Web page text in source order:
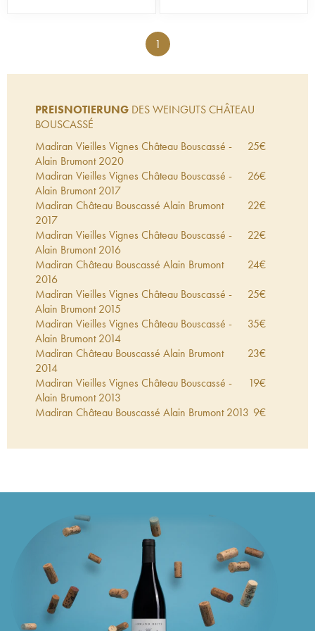
1
PREISNOTIERUNG DES WEINGUTS CHÂTEAU
BOUSCASSÉ
Madiran Vieilles Vignes Château Bouscassé -
Alain Brumont 2020
25€
Madiran Vieilles Vignes Château Bouscassé -
Alain Brumont 2017
26€
Madiran Château Bouscassé Alain Brumont
2017
22€
Madiran Vieilles Vignes Château Bouscassé -
Alain Brumont 2016
22€
Madiran Château Bouscassé Alain Brumont
2016
24€
Madiran Vieilles Vignes Château Bouscassé -
Alain Brumont 2015
25€
Madiran Vieilles Vignes Château Bouscassé -
Alain Brumont 2014
35€
Madiran Château Bouscassé Alain Brumont
2014
23€
Madiran Vieilles Vignes Château Bouscassé -
Alain Brumont 2013
19€
Madiran Château Bouscassé Alain Brumont 2013 9€
Madiran Château Bouscassé Alain Brumont
Madiran Vieilles Vignes Château Bouscassé -
Madiran Château Bouscassé Alain Brumont
2010
23€
Pacherenc du Vic-Bilh Château Bouscassé
Frimaire Alain Brumont
2010
27
Madiran Vieilles Vignes Château Bouscassé -